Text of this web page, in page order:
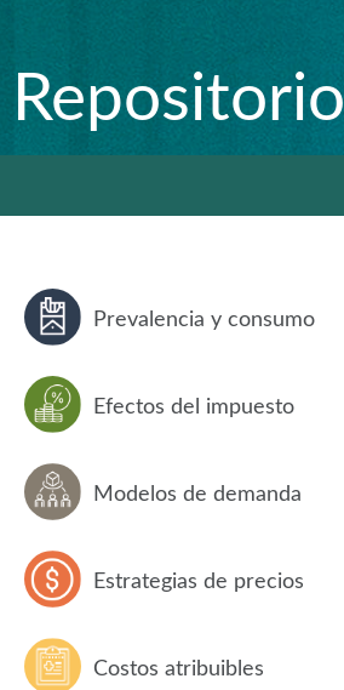
Repositorio
Prevalencia y consumo
Efectos del impuesto
Modelos de demanda
Estrategias de precios
Costos atribuibles